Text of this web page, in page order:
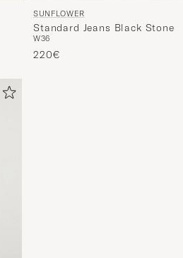
SUNFLOWER
Standard Jeans Black Stone
W36
220€